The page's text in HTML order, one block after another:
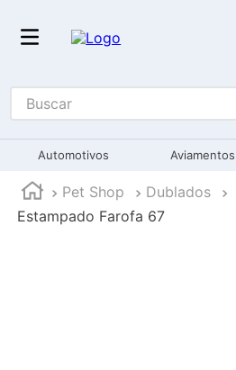
Automotivos Aviamentos
Pet Shop Dublados
Estampado Farofa 67